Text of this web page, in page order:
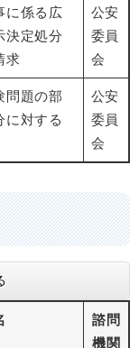
に係る広
決定処分
求
公安
委員
会
問題の部
に対する
公安
委員
会
諮問
機関